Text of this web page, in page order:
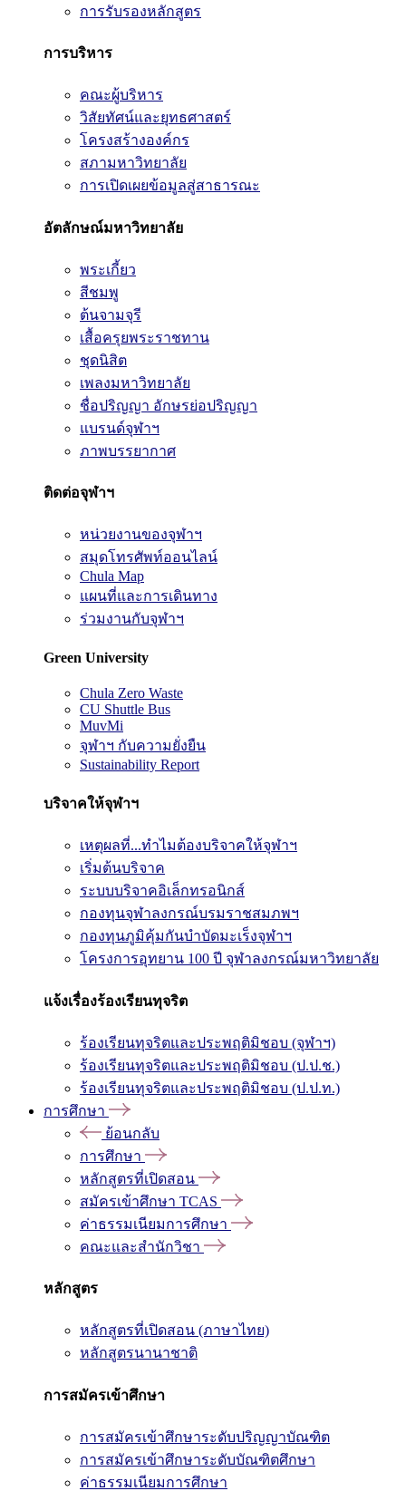
การรับรองหลักสูตร
การบริหาร
คณะผู้บริหาร
วิสัยทัศน์และยุทธศาสตร์
โครงสร้างองค์กร
สภามหาวิทยาลัย
การเปิดเผยข้อมูลสู่สาธารณะ
อัตลักษณ์มหาวิทยาลัย
พระเกี้ยว
สีชมพู
ต้นจามจุรี
เสื้อครุยพระราชทาน
ชุดนิสิต
เพลงมหาวิทยาลัย
ชื่อปริญญา อักษรย่อปริญญา
แบรนด์จุฬาฯ
ภาพบรรยากาศ
ติดต่อจุฬาฯ
หน่วยงานของจุฬาฯ
สมุดโทรศัพท์ออนไลน์
Chula Map
แผนที่และการเดินทาง
ร่วมงานกับจุฬาฯ
Green University
Chula Zero Waste
CU Shuttle Bus
MuvMi
จุฬาฯ กับความยั่งยืน
Sustainability Report
บริจาคให้จุฬาฯ
เหตุผลที่...ทำไมต้องบริจาคให้จุฬาฯ
เริ่มต้นบริจาค
ระบบบริจาคอิเล็กทรอนิกส์
กองทุนจุฬาลงกรณ์บรมราชสมภพฯ
กองทุนภูมิคุ้มกันบำบัดมะเร็งจุฬาฯ
โครงการอุทยาน 100 ปี จุฬาลงกรณ์มหาวิทยาลัย
แจ้งเรื่องร้องเรียนทุจริต
ร้องเรียนทุจริตและประพฤติมิชอบ (จุฬาฯ)
ร้องเรียนทุจริตและประพฤติมิชอบ (ป.ป.ช.)
ร้องเรียนทุจริตและประพฤติมิชอบ (ป.ป.ท.)
การศึกษา
ย้อนกลับ
การศึกษา
หลักสูตรที่เปิดสอน
สมัครเข้าศึกษา TCAS
ค่าธรรมเนียมการศึกษา
คณะและสำนักวิชา
หลักสูตร
หลักสูตรที่เปิดสอน (ภาษาไทย)
หลักสูตรนานาชาติ
การสมัครเข้าศึกษา
การสมัครเข้าศึกษาระดับปริญญาบัณฑิต
การสมัครเข้าศึกษาระดับบัณฑิตศึกษา
ค่าธรรมเนียมการศึกษา